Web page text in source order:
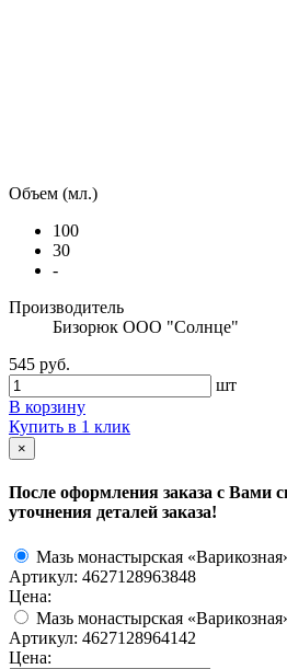
Объем (мл.)
100
30
-
Производитель
Бизорюк ООО "Солнце"
545 руб.
шт
В корзину
Купить в 1 клик
×
После оформления заказа с Вами
уточнения деталей заказа!
Мазь монастырская
Артикул: 4627128963848
Цена:
Мазь монастырская
Артикул: 4627128964142
Цена: